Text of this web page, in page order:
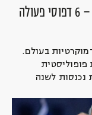
כך נראית ההגנה על הדמוקרטיה בעולם – 6 דפוסי פעולה
בעולם.
נכנסות לשנה